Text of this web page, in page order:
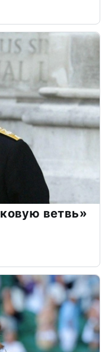
ветвь»